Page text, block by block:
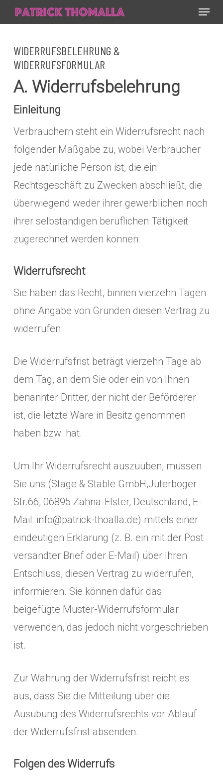
Skip
to
main
content
Menu
WIDERRUFSBELEHRUNG &
WIDERRUFSFORMULAR
A. Widerrufsbelehrung
Einleitung
Verbrauchern steht ein Widerrufsrecht nach
folgender Maßgabe zu, wobei Verbraucher
jede natürliche Person ist, die ein
Rechtsgeschäft zu Zwecken abschließt, die
überwiegend weder ihrer gewerblichen noch
ihrer selbständigen beruflichen Tätigkeit
zugerechnet werden können:
Widerrufsrecht
Sie haben das Recht, binnen vierzehn Tagen
ohne Angabe von Gründen diesen Vertrag zu
widerrufen.
Die Widerrufsfrist beträgt vierzehn Tage ab
dem Tag, an dem Sie oder ein von Ihnen
benannter Dritter, der nicht der Beförderer
ist, die letzte Ware in Besitz genommen
haben bzw. hat.
Um Ihr Widerrufsrecht auszuüben, müssen
Sie uns (Stage & Stable GmbH,Jüterboger
Str.66, 06895 Zahna-Elster, Deutschland, E-
Mail: info@patrick-thoalla.de) mittels einer
eindeutigen Erklärung (z. B. ein mit der Post
versandter Brief oder E-Mail) über Ihren
Entschluss, diesen Vertrag zu widerrufen,
informieren. Sie können dafür das
beigefügte Muster-Widerrufsformular
verwenden, das jedoch nicht vorgeschrieben
ist.
Zur Wahrung der Widerrufsfrist reicht es
aus, dass Sie die Mitteilung über die
Ausübung des Widerrufsrechts vor Ablauf
der Widerrufsfrist absenden.
Folgen des Widerrufs